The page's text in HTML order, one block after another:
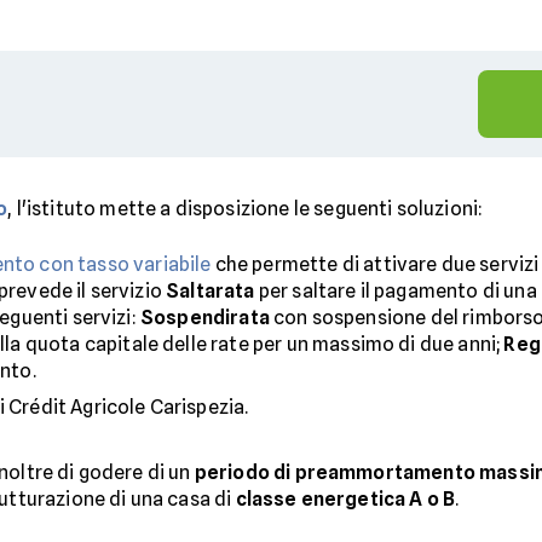
, l'istituto mette a disposizione le seguenti soluzioni:
con tasso variabile che permette di attivare due
il servizio Saltarata per saltare il pagamento di
servizi: Sospendiratacon sospensione del
quota capitale delle rate per un massimo di due anni;
Crédit Agricole Carispezia.
di godere di un periodo di preammortamento
di una casa di classe energetica A o B.